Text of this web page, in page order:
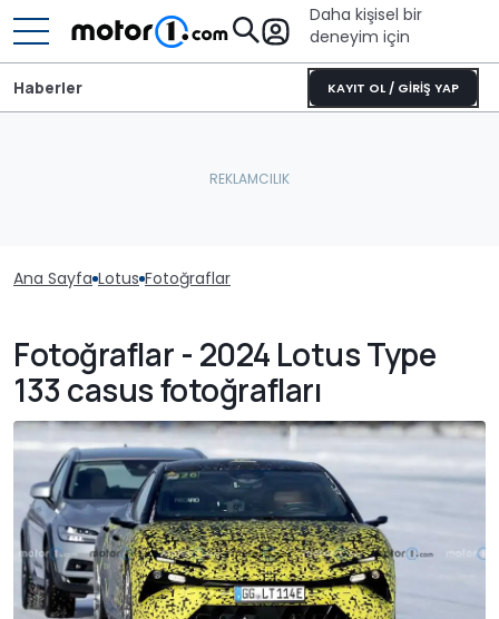
Daha kişisel bir
deneyim için
KAYIT OL / GİRİŞ YAP
Haberler
Ana Sayfa Lotus Fotoğraflar
Fotoğraflar - 2024 Lotus Type
133 casus fotoğrafları